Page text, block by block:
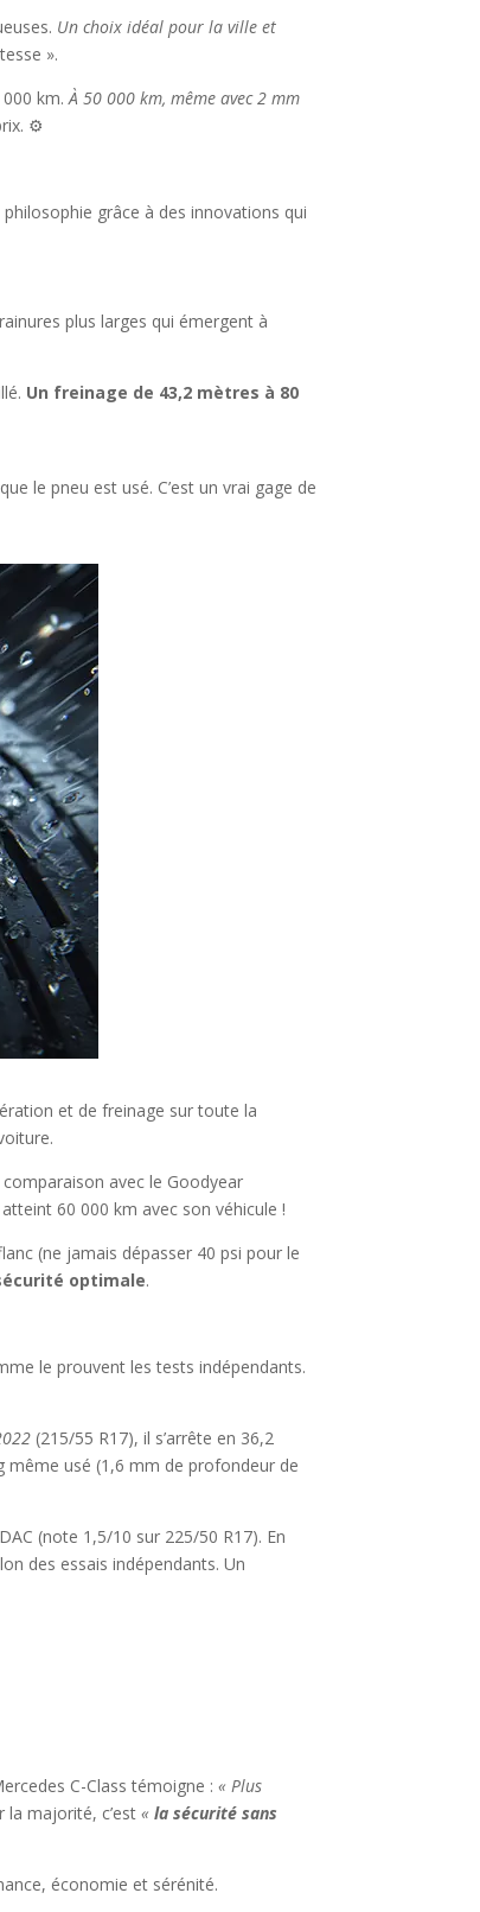
Un choix idéal pour la ville et
».
000 km.À 50 000 km, même avec 2 mm
⚙️
grâce à des innovations qui
plus larges qui émergent à
Un freinage de 43,2 mètres à 80
le pneu est usé. C’est un vrai gage de
et de freinage sur toute la
avec le Goodyear
60 000 km avec son véhicule !
(ne jamais dépasser 40 psi pour le
optimale.
le prouvent les tests indépendants.
(215/55 R17), il s’arrête en 36,2
même usé (1,6 mm de profondeur de
(note 1,5/10 sur 225/50 R17). En
des essais indépendants. Un
C-Class témoigne :« Plus
la majorité, c’est«la sécurité sans
économie et sérénité.